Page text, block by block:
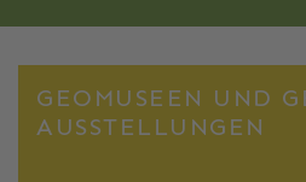
GEOMUSEEN UND
AUSSTELLUNGEN